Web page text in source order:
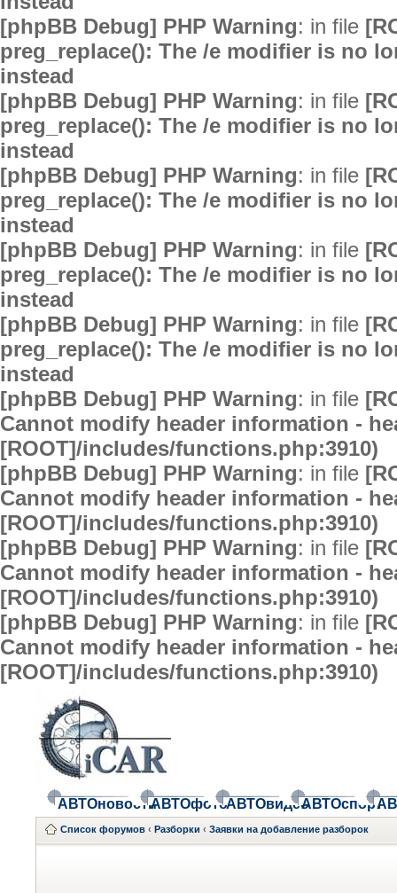
[phpBB Debug] PHP Warning: in file
preg_replace(): The /e modifier is no
instead
[phpBB Debug] PHP Warning: in file
preg_replace(): The /e modifier is no
instead
[phpBB Debug] PHP Warning: in file
preg_replace(): The /e modifier is no
instead
[phpBB Debug] PHP Warning: in file
preg_replace(): The /e modifier is no
instead
[phpBB Debug] PHP Warning: in file
preg_replace(): The /e modifier is no
instead
[phpBB Debug] PHP Warning: in file
Cannot modify header information -
[ROOT]/includes/functions.php:3910)
[phpBB Debug] PHP Warning: in file
Cannot modify header information -
[ROOT]/includes/functions.php:3910)
[phpBB Debug] PHP Warning: in file
Cannot modify header information -
[ROOT]/includes/functions.php:3910)
[phpBB Debug] PHP Warning: in file
Cannot modify header information -
[ROOT]/includes/functions.php:3910)
АВТОновостиАВТОфотоАВТОвидеоАВТОспорт
Список форумов ‹ Разборки ‹ Заявки на добавление разборок